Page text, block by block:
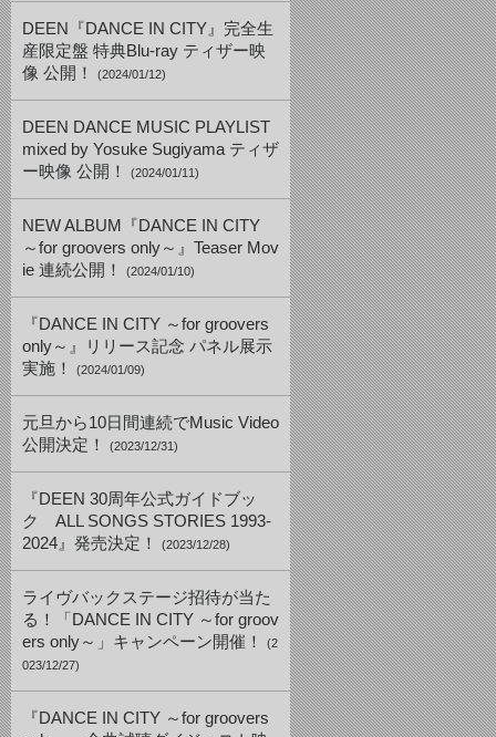
DEEN『DANCE IN CITY』完全生
産限定盤 特典Blu-ray ティザー映
像 公開！
(2024/01/12)
DEEN DANCE MUSIC PLAYLIST
mixed by Yosuke Sugiyama ティザ
ー映像 公開！
(2024/01/11)
NEW ALBUM『DANCE IN CITY
～for groovers only～』Teaser Mov
ie 連続公開！
(2024/01/10)
『DANCE IN CITY ～for groovers
only～』リリース記念 パネル展示
実施！
(2024/01/09)
元旦から10日間連続でMusic Video
公開決定！
(2023/12/31)
『DEEN 30周年公式ガイドブッ
ク ALL SONGS STORIES 1993-
2024』発売決定！
(2023/12/28)
ライヴバックステージ招待が当た
る！「DANCE IN CITY ～for groov
ers only～」キャンペーン開催！
(2
023/12/27)
『DANCE IN CITY ～for groovers